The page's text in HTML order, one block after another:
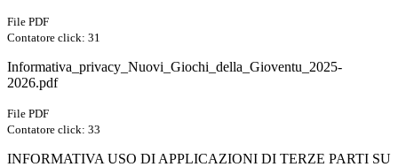
File PDF
Contatore click: 31
Informativa_privacy_Nuovi_Giochi_della_Gioventu_2025-
2026.pdf
File PDF
Contatore click: 33
INFORMATIVA USO DI APPLICAZIONI DI TERZE PARTI SU